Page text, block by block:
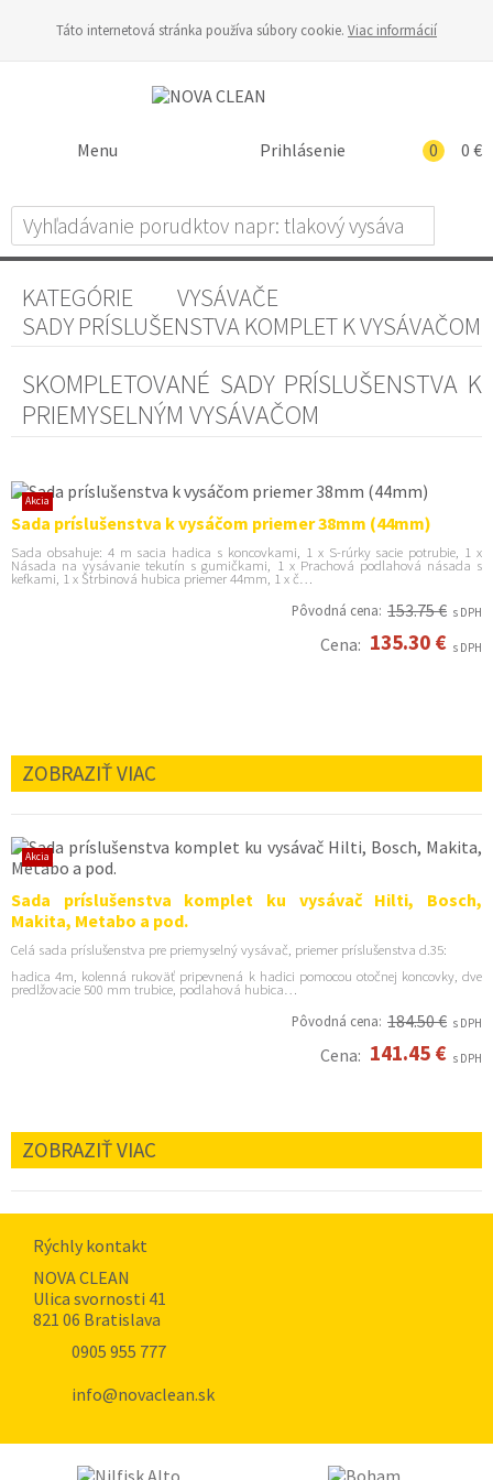
Táto internetová stránka používa súbory cookie. Viac informácií
0 0 €
Prihlásenie
Menu
KATEGÓRIE
VYSÁVAČE
SADY PRÍSLUŠENSTVA KOMPLET K VYSÁVAČOM
SKOMPLETOVANÉ SADY PRÍSLUŠENSTVA K
PRIEMYSELNÝM VYSÁVAČOM
Akcia
Sada príslušenstva k vysáčom priemer 38mm (44mm)
Sada obsahuje: 4 m sacia hadica s koncovkami, 1 x S-rúrky sacie potrubie, 1 x
Násada na vysávanie tekutín s gumičkami, 1 x Prachová podlahová násada s
kefkami, 1 x Štrbinová hubica priemer 44mm, 1 x č…
Pôvodná cena:
s DPH
153.75 €
Cena: 135.30 € s DPH
ZOBRAZIŤ VIAC
Akcia
Sada príslušenstva komplet ku vysávač Hilti, Bosch,
Makita, Metabo a pod.
Celá sada príslušenstva pre priemyselný vysávač, priemer príslušenstva d.35:
hadica 4m, kolenná rukoväť pripevnená k hadici pomocou otočnej koncovky, dve
predlžovacie 500 mm trubice, podlahová hubica…
Pôvodná cena:
s DPH
184.50 €
Cena: 141.45 € s DPH
ZOBRAZIŤ VIAC
Rýchly kontakt
NOVA CLEAN
Ulica svornosti 41
821 06 Bratislava
0905 955 777
info@novaclean.sk